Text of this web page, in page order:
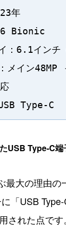
年
Bionic
イ：6.1イン
メイン48MP
USB Type-C端
最大の理由の
「USB
された点で